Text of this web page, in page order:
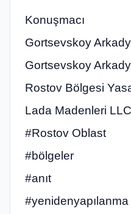
Konuşmacı
Gortsevskoy
Gortsevskoy
Rostov Bölgesi
Lada Madenleri
#Rostov Oblast
#bölgeler
#anıt
#yenidenyapılanma